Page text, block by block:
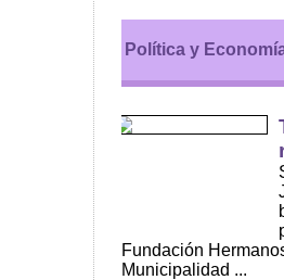
Política y
Fundación
Municipalidad ...